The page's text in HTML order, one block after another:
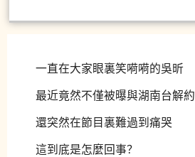
一直在大家眼裏笑嗬嗬的吳昕
最近竟然不僅被曝與湖南台解約
還突然在節目裏難過到痛哭
這到底是怎麼回事？